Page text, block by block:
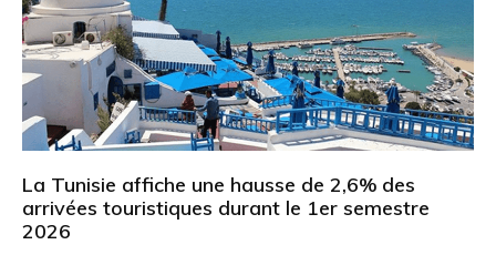
La Tunisie affiche une hausse de 2,6% des
arrivées touristiques durant le 1er semestre
2026